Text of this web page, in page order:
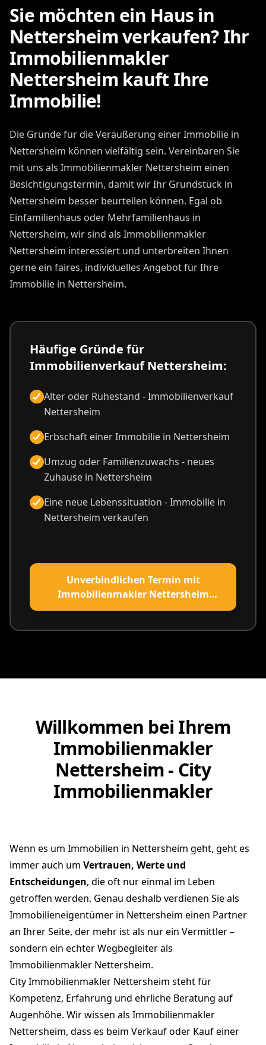
Sie möchten ein Haus in
Nettersheim verkaufen? Ihr
Immobilienmakler
Nettersheim kauft Ihre
Immobilie!
Die Gründe für die Veräußerung einer Immobilie in
Nettersheim können vielfältig sein. Vereinbaren Sie
mit uns als Immobilienmakler Nettersheim einen
Besichtigungstermin, damit wir Ihr Grundstück in
Nettersheim besser beurteilen können. Egal ob
Einfamilienhaus oder Mehrfamilienhaus in
Nettersheim, wir sind als Immobilienmakler
Nettersheim interessiert und unterbreiten Ihnen
gerne ein faires, individuelles Angebot für Ihre
Immobilie in Nettersheim.
Häufige Gründe für
Immobilienverkauf Nettersheim:
Alter oder Ruhestand - Immobilienverkauf
Nettersheim
Erbschaft einer Immobilie in Nettersheim
Umzug oder Familienzuwachs - neues
Zuhause in Nettersheim
Eine neue Lebenssituation - Immobilie in
Nettersheim verkaufen
Unverbindlichen Termin mit
Immobilienmakler Nettersheim
vereinbaren
Willkommen bei Ihrem
Immobilienmakler
Nettersheim - City
Immobilienmakler
Wenn es um Immobilien in Nettersheim geht, geht es
immer auch um Vertrauen, Werte und
Entscheidungen, die oft nur einmal im Leben
getroffen werden. Genau deshalb verdienen Sie als
Immobilieneigentümer in Nettersheim einen Partner
an Ihrer Seite, der mehr ist als nur ein Vermittler –
sondern ein echter Wegbegleiter als
Immobilienmakler Nettersheim.
City Immobilienmakler Nettersheim steht für
Kompetenz, Erfahrung und ehrliche Beratung auf
Augenhöhe. Wir wissen als Immobilienmakler
Nettersheim, dass es beim Verkauf oder Kauf einer